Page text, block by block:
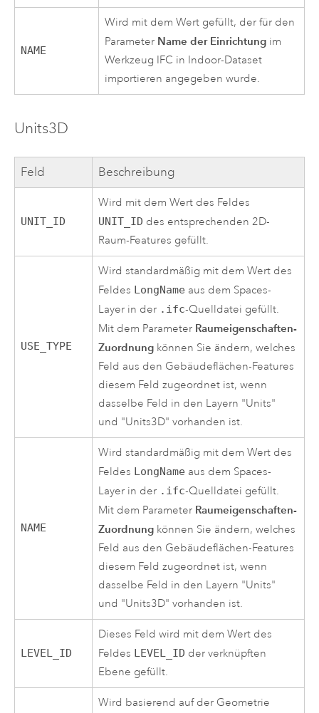
NAME
Wird mit dem Wert gefüllt, der für den
Parameter Name der Einrichtung im
Werkzeug IFC in Indoor-Dataset
importieren angegeben wurde.
Units3D
Feld Beschreibung
UNIT_ID
Wird mit dem Wert des Feldes
UNIT_ID des entsprechenden 2D-
Raum-Features gefüllt.
USE_TYPE
Wird standardmäßig mit dem Wert des
Feldes LongName aus dem Spaces-
Layer in der .ifc-Quelldatei gefüllt.
Mit dem Parameter Raumeigenschaften-
Zuordnung können Sie ändern, welches
Feld aus den Gebäudeflächen-Features
diesem Feld zugeordnet ist, wenn
dasselbe Feld in den Layern "Units"
und "Units3D" vorhanden ist.
NAME
Wird standardmäßig mit dem Wert des
Feldes LongName aus dem Spaces-
Layer in der .ifc-Quelldatei gefüllt.
Mit dem Parameter Raumeigenschaften-
Zuordnung können Sie ändern, welches
Feld aus den Gebäudeflächen-Features
diesem Feld zugeordnet ist, wenn
dasselbe Feld in den Layern "Units"
und "Units3D" vorhanden ist.
LEVEL_ID
Dieses Feld wird mit dem Wert des
Feldes LEVEL_ID der verknüpften
Ebene gefüllt.
Wird basierend auf der Geometrie